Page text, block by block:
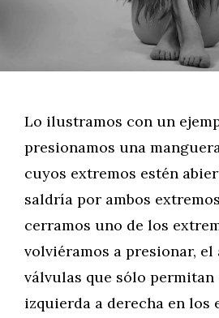
Lo ilustramos con un
presionamos una
cuyos extremos estén
saldría por ambos
cerramos uno de los
volviéramos a presionar, el
válvulas que sólo permitan
izquierda a derecha en los